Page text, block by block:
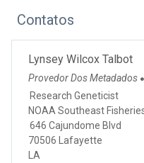
Contatos
Lynsey Wilcox Talbot
Provedor Dos Metadados ●
Research Geneticist
NOAA Southeast
646 Cajundome Blvd
70506 Lafayette
LA